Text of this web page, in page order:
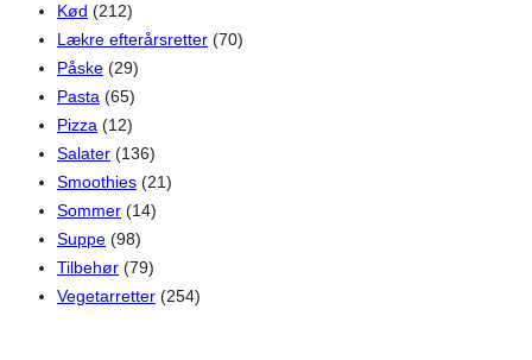
Kød (212)
Lækre efterårsretter (70)
Påske (29)
Pasta (65)
Pizza (12)
Salater (136)
Smoothies (21)
Sommer (14)
Suppe (98)
Tilbehør (79)
Vegetarretter (254)